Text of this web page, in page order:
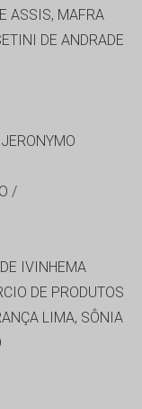
ASSIS, MAFRA
DE ANDRADE
/
IVINHEMA
DE PRODUTOS
LIMA, SÔNIA